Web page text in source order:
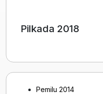
Pilkada 2018
Pemilu 2014